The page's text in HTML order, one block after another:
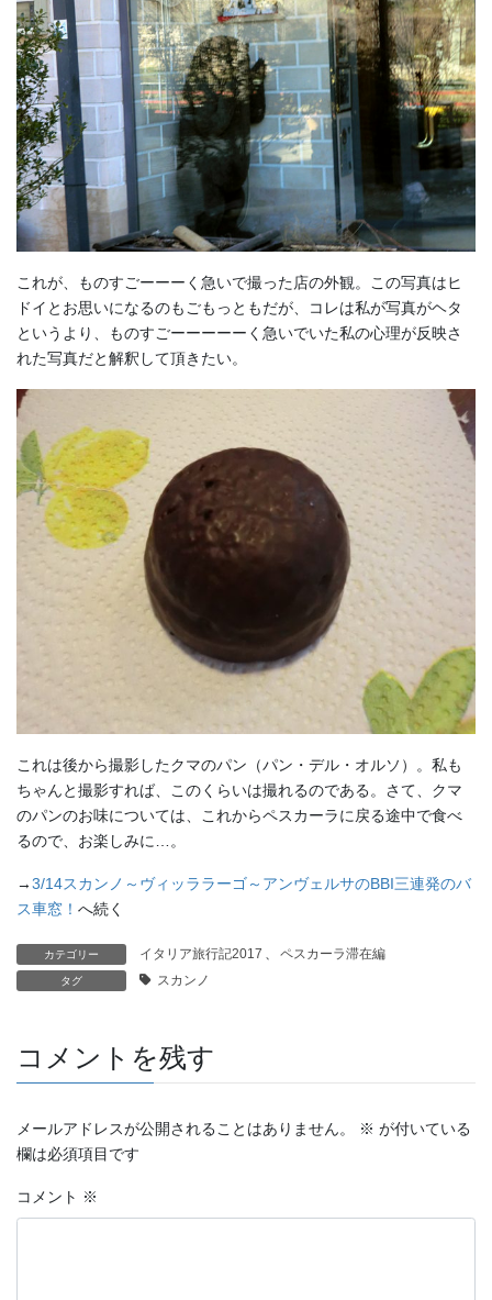
これが、ものすごーーーく急いで撮った店の外観。この写真はヒ
ドイとお思いになるのもごもっともだが、コレは私が写真がヘタ
というより、ものすごーーーーーく急いでいた私の心理が反映さ
れた写真だと解釈して頂きたい。
これは後から撮影したクマのパン（パン・デル・オルソ）。私も
ちゃんと撮影すれば、このくらいは撮れるのである。さて、クマ
のパンのお味については、これからペスカーラに戻る途中で食べ
るので、お楽しみに…。
→3/14スカンノ～ヴィッララーゴ～アンヴェルサのBBI三連発のバ
ス車窓！ へ続く
カテゴリー イタリア旅行記2017 、 ペスカーラ滞在編
タグ スカンノ
コメントを残す
メールアドレスが公開されることはありません。 ※ が付いている
欄は必須項目です
コメント ※